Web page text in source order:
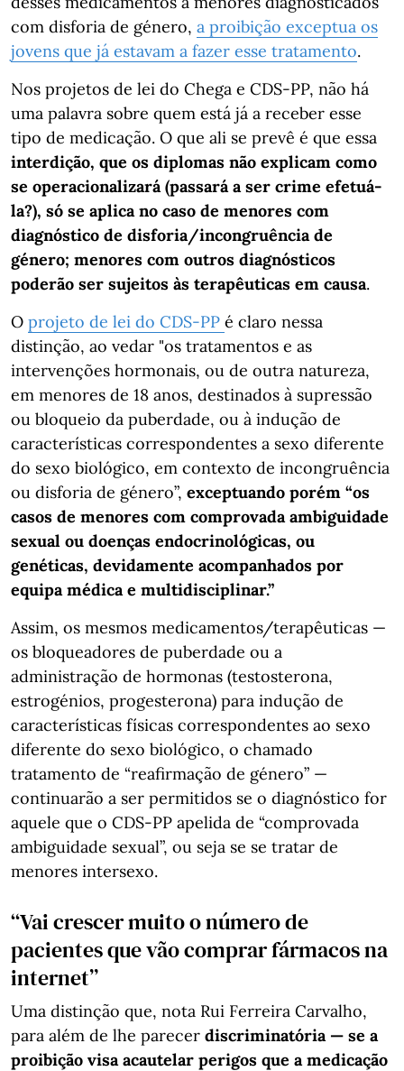
com disforia de género, a proibição exceptua os
jovens que já estavam a fazer esse tratamento.
Nos projetos de lei do Chega e CDS-PP, não há
uma palavra sobre quem está já a receber esse
tipo de medicação. O que ali se prevê é que essa
interdição, que os diplomas não explicam como
se operacionalizará (passará a ser crime efetuá-
la?), só se aplica no caso de menores com
diagnóstico de disforia/incongruência de
género; menores com outros diagnósticos
poderão ser sujeitos às terapêuticas em causa.
O projeto de lei do CDS-PP é claro nessa
distinção, ao vedar "os tratamentos e as
intervenções hormonais, ou de outra natureza,
em menores de 18 anos, destinados à supressão
ou bloqueio da puberdade, ou à indução de
características correspondentes a sexo diferente
do sexo biológico, em contexto de incongruência
ou disforia de género”, exceptuando porém “os
casos de menores com comprovada ambiguidade
sexual ou doenças endocrinológicas, ou
genéticas, devidamente acompanhados por
equipa médica e multidisciplinar.”
Assim, os mesmos medicamentos/terapêuticas —
os bloqueadores de puberdade ou a
administração de hormonas (testosterona,
estrogénios, progesterona) para indução de
características físicas correspondentes ao sexo
diferente do sexo biológico, o chamado
tratamento de “reafirmação de género” —
continuarão a ser permitidos se o diagnóstico for
aquele que o CDS-PP apelida de “comprovada
ambiguidade sexual”, ou seja se se tratar de
menores intersexo.
“Vai crescer muito o número de
pacientes que vão comprar fármacos na
internet”
Uma distinção que, nota Rui Ferreira Carvalho,
para além de lhe parecer discriminatória — se a
proibição visa acautelar perigos que a medicação